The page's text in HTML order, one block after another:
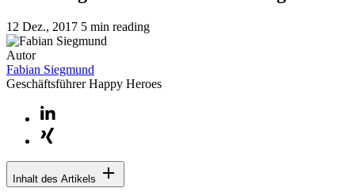
12 Dez., 2017 5 min reading
Autor
Fabian Siegmund
Geschäftsführer Happy Heroes
Inhalt des Artikels